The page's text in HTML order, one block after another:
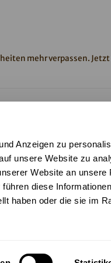
Anzeigen zu
unsere Website zu
Website an
diese
haben oder die sie im
mehr verpassen.
zu. Weitere